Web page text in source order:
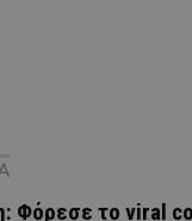
Φόρεσε το viral